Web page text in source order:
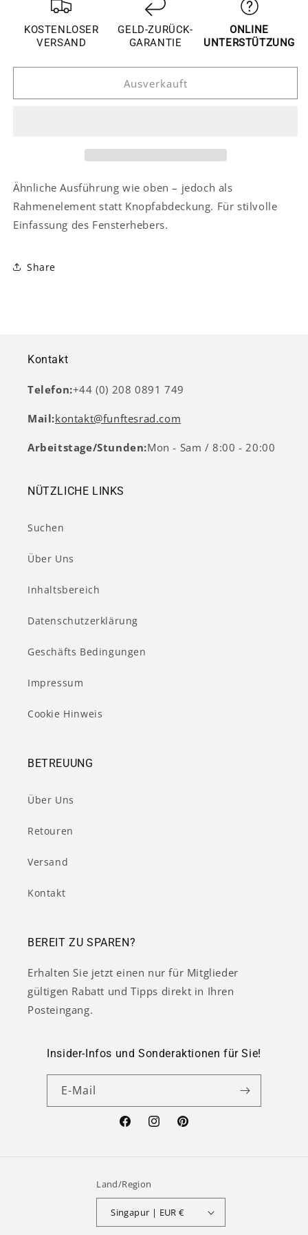
Lexus
NX
Fensterheber
Tasten
Lexus
Fensterheber
Schalter
Tasten
KOSTENLOSER
VERSAND
GELD-ZURÜCK-
GARANTIE
ONLINE
UNTERSTÜTZUNG
Ausverkauft
Ähnliche Ausführung wie oben – jedoch als
Rahmenelement statt Knopfabdeckung. Für stilvolle
Einfassung des Fensterhebers.
Share
Kontakt
Telefon:+44 (0) 208 0891 749
Mail:kontakt@funftesrad.com
Arbeitstage/Stunden:Mon - Sam / 8:00 - 20:00
NÜTZLICHE LINKS
Suchen
Über Uns
Inhaltsbereich
Datenschutzerklärung
Geschäfts Bedingungen
Impressum
Cookie Hinweis
BETREUUNG
Über Uns
Retouren
Versand
Kontakt
BEREIT ZU SPAREN?
Erhalten Sie jetzt einen nur für Mitglieder
gültigen Rabatt und Tipps direkt in Ihren
Posteingang.
Insider-Infos und Sonderaktionen für Sie!
E-Mail
FacebookInstagramPinterest
Land/Region
Singapur | EUR €